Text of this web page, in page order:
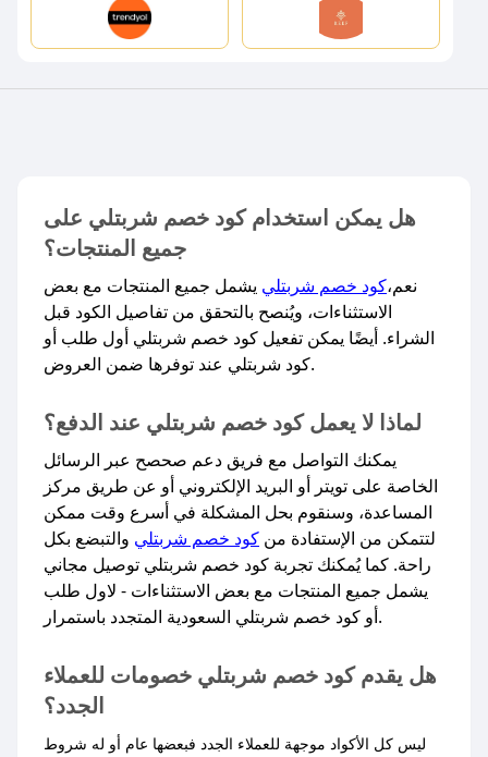
هل يمكن استخدام كود خصم شربتلي على
جميع المنتجات؟
نعم،كود خصم شربتلي يشمل جميع المنتجات مع بعض
الاستثناءات، ويُنصح بالتحقق من تفاصيل الكود قبل
الشراء. أيضًا يمكن تفعيل كود خصم شربتلي أول طلب أو
كود شربتلي عند توفرها ضمن العروض.​
لماذا لا يعمل كود خصم شربتلي عند الدفع؟
يمكنك التواصل مع فريق دعم صحصح عبر الرسائل
الخاصة على تويتر أو البريد الإلكتروني أو عن طريق مركز
المساعدة، وسنقوم بحل المشكلة في أسرع وقت ممكن
لتتمكن من الإستفادة من كود خصم شربتلي والتبضع بكل
راحة. كما يُمكنك تجربة كود خصم شربتلي توصيل مجاني
يشمل جميع المنتجات مع بعض الاستثناءات - لاول طلب
أو كود خصم شربتلي السعودية المتجدد باستمرار.​
هل يقدم كود خصم شربتلي خصومات للعملاء
الجدد؟
ليس كل الأكواد موجهة للعملاء الجدد فبعضها عام أو له شروط